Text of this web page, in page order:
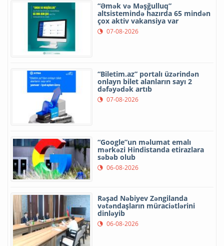
“Əmək və Məşğulluq”
altsistemində hazırda 65 mindən
çox aktiv vakansiya var
07-08-2026
“Biletim.az” portalı üzərindən
onlayn bilet alanların sayı 2
dəfəyədək artıb
07-08-2026
“Google”un məlumat emalı
mərkəzi Hindistanda etirazlara
səbəb olub
06-08-2026
Rəşad Nəbiyev Zəngilanda
vətəndaşların müraciətlərini
dinləyib
06-08-2026